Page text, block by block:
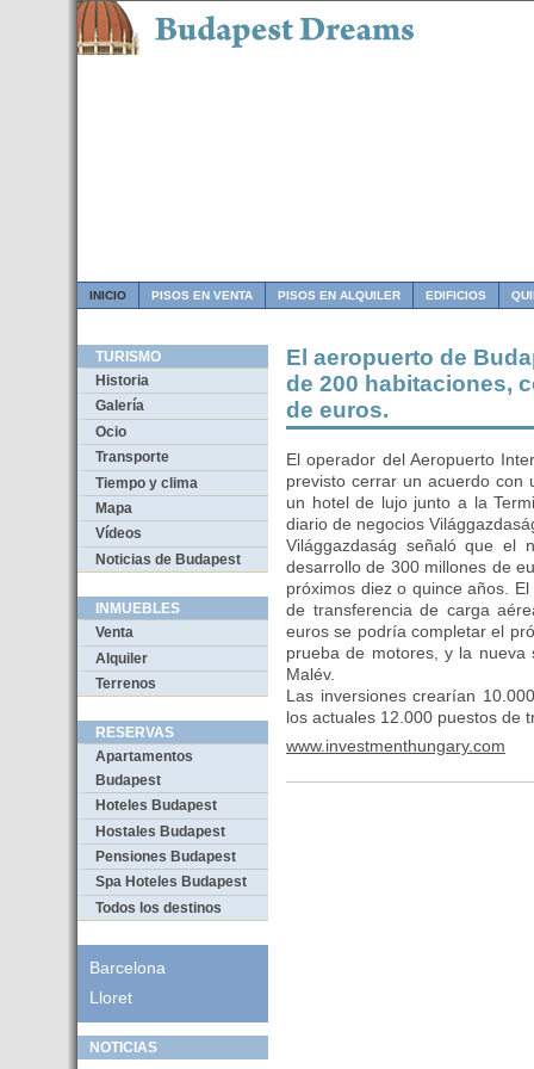
INICIO PISOS EN VENTA PISOS EN ALQUILER EDIFICIOS
TURISMO
Historia
Galería
Ocio
Transporte
Tiempo y clima
Mapa
Vídeos
Noticias de Budapest
INMUEBLES
Venta
Alquiler
Terrenos
RESERVAS
Apartamentos
Budapest
Hoteles Budapest
Hostales Budapest
Pensiones Budapest
Spa Hoteles Budapest
Todos los destinos
Barcelona
Lloret
NOTICIAS
El aeropuerto de
de 200 habitaciones,
de euros.
El operador del Aeropuerto
previsto cerrar un acuerdo con
un hotel de lujo junto a la
diario de negocios
Világgazdaság señaló que el
desarrollo de 300 millones de
próximos diez o quince años.
de transferencia de carga
euros se podría completar el
prueba de motores, y la
Malév.
Las inversiones crearían
los actuales 12.000 puestos de
www.investmenthungary.com